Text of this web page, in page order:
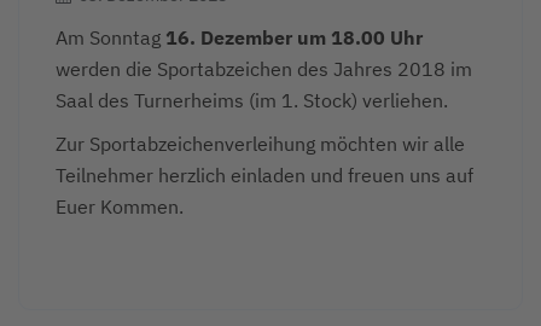
Am Sonntag 16. Dezember um 18.00 Uhr
werden die Sportabzeichen des Jahres 2018 im
Saal des Turnerheims (im 1. Stock) verliehen.
Zur Sportabzeichenverleihung möchten wir alle
Teilnehmer herzlich einladen und freuen uns auf
Euer Kommen.